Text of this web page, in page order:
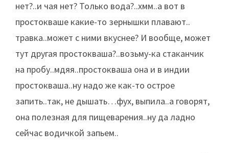
нет?..и чая нет? Только вода?..хмм..а вот в
простокваше какие-то зернышки плавают..
травка..может с ними вкуснее? И вообще, может
тут другая простокваша?..возьму-ка стаканчик
на пробу..мдяя..простокваша она и в индии
простокваша..ну надо же как-то острое
запить..так, не дышать…фух, выпила..а говорят,
она полезная для пищеварения..ну да ладно
сейчас водичкой запьем..